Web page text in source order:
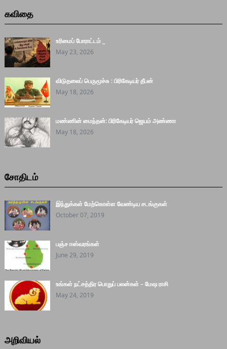
கவிதை
உரிமைப் போராட்டம் _
May 23, 2026
விடுதலைப் பெருமூச்சு : பிரிகேடியர் தீபன்
May 18, 2026
மண்ணின் மைந்தன்: பிரிகேடியர் ஜெயம் அண்ணா
May 18, 2026
சோதிடம்
இந்துக்கள் மேற்கொள்ள வேண்டிய சடங்குகள்
October 07, 2019
பஞ்ச ஈஸ்வரங்கள்
June 29, 2019
உங்கள் நட்சத்திர பொதுப் பலன்கள் – மேஷ ராசி
May 24, 2019
அறிவியல்